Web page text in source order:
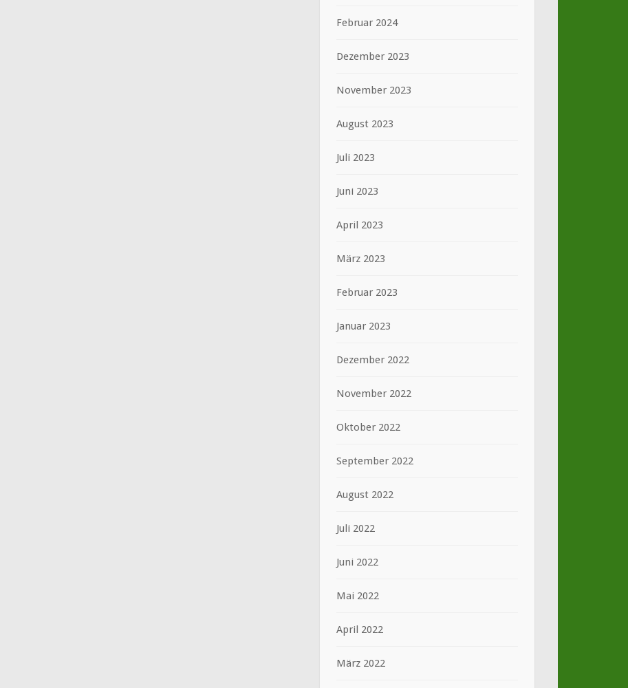
Februar 2024
Dezember 2023
November 2023
August 2023
Juli 2023
Juni 2023
April 2023
März 2023
Februar 2023
Januar 2023
Dezember 2022
November 2022
Oktober 2022
September 2022
August 2022
Juli 2022
Juni 2022
Mai 2022
April 2022
März 2022